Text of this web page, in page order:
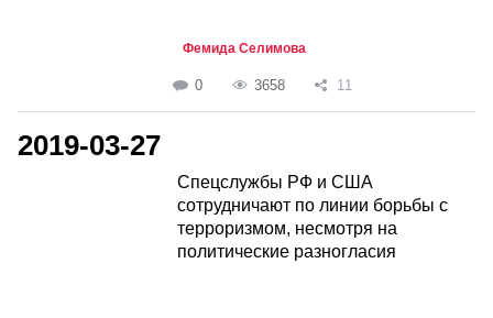
Фемида Селимова
0 3658 11
2019-03-27
Спецслужбы РФ и США
сотрудничают по линии борьбы с
терроризмом, несмотря на
политические разногласия